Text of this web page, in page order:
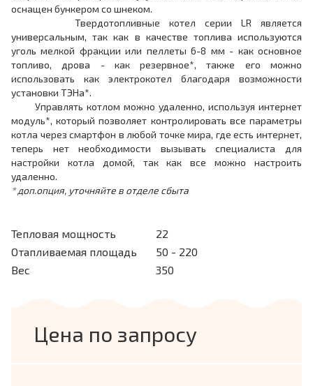
оснащен бункером со шнеком.
Твердотопливные котел серии LR является
универсальным, так как в качестве топлива используются
уголь мелкой фракции или пеллеты 6-8 мм - как основное
топливо, дрова - как резервное*, также его можно
использовать как электрокотел благодаря возможности
установки ТЭНа*.
Управлять котлом можно удаленно, используя интернет
модуль*, который позволяет контролировать все параметры
котла через смартфон в любой точке мира, где есть интернет,
теперь нет необходимости вызывать специалиста для
настройки котла домой, так как все можно настроить
удаленно.
* доп.опция, уточняйте в отделе сбыта
Тепловая мощность
22
Отапливаемая площадь
50 - 220
Вес
350
Цена по запросу